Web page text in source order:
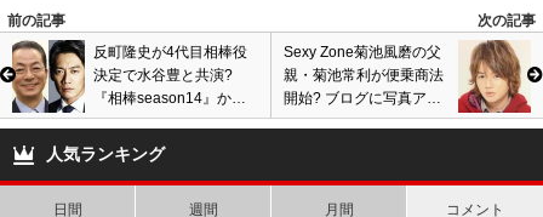
7 匿名 ( 2015年4月5日 2:53 AM )
柏木って顔の中心でビックバン起きた顔じゃん。中心から放射状に伸びた
顔だよな。あんなのでモデルになれるなら桐谷に鼻で笑われてるだろう
な。
前の記事
次の記事
反町隆史が4代目相棒役
決定で水谷豊と共演?
『相棒season14』から
出演の理由は?『迷宮捜
査』は伏線か?
Sexy Zone菊池風磨の父
親・菊池常利が便乗商法
開始? ブログに写真アッ
プでジャニオタから非難
人気ランキング
日間 週間 月間 コメント